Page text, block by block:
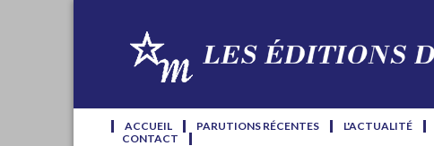
ACCUEIL PARUTIONS RÉCENTES L'ACTUALITÉ
CONTACT